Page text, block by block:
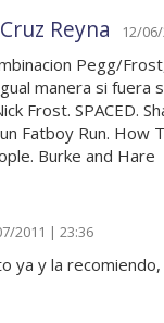
Reyna 12/
Pegg/
manera si fuera
Frost. SPACED.
Fatboy Run. How
Burke and Hare
2011 | 23:36
ya y la